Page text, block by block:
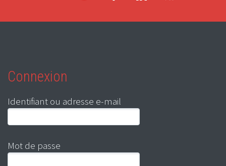
Connexion
Identifiant ou adresse e-mail
Mot de passe